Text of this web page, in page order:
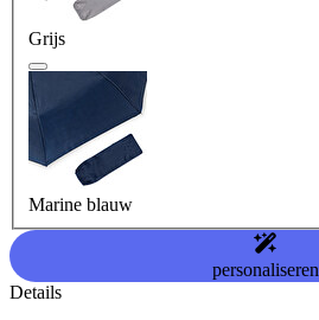
Grijs
Marine blauw
personaliseren
Details